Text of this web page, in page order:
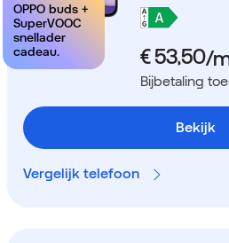
OPPO buds +
SuperVOOC
snellader
cadeau.
Bijbetaling
Bekijk
Vergelijk telefoon